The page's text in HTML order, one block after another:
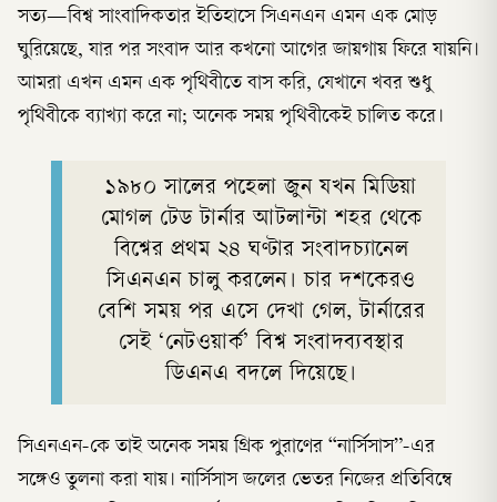
সত্য—বিশ্ব সাংবাদিকতার ইতিহাসে সিএনএন এমন এক মোড়
ঘুরিয়েছে, যার পর সংবাদ আর কখনো আগের জায়গায় ফিরে যায়নি।
আমরা এখন এমন এক পৃথিবীতে বাস করি, যেখানে খবর শুধু
পৃথিবীকে ব্যাখ্যা করে না; অনেক সময় পৃথিবীকেই চালিত করে।
১৯৮০ সালের পহেলা জুন যখন মিডিয়া
মোগল টেড টার্নার আটলান্টা শহর থেকে
বিশ্বের প্রথম ২৪ ঘণ্টার সংবাদচ্যানেল
সিএনএন চালু করলেন। চার দশকেরও
বেশি সময় পর এসে দেখা গেল, টার্নারের
সেই ‘নেটওয়ার্ক’ বিশ্ব সংবাদব্যবস্থার
ডিএনএ বদলে দিয়েছে।
সিএনএন-কে তাই অনেক সময় গ্রিক পুরাণের “নার্সিসাস”-এর
সঙ্গেও তুলনা করা যায়। নার্সিসাস জলের ভেতর নিজের প্রতিবিম্বে